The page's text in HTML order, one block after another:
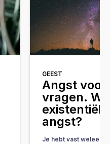
GEEST
Angst voor
vragen.
existentiële
angst?
Je hebt vast weleens